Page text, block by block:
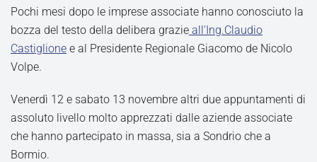
Pochi mesi dopo le imprese associate hanno conosciuto la
bozza del testo della delibera grazie all’Ing.Claudio
Castiglione e al Presidente Regionale Giacomo de Nicolo
Volpe.
Venerdì 12 e sabato 13 novembre altri due appuntamenti di
assoluto livello molto apprezzati dalle aziende associate
che hanno partecipato in massa, sia a Sondrio che a
Bormio.